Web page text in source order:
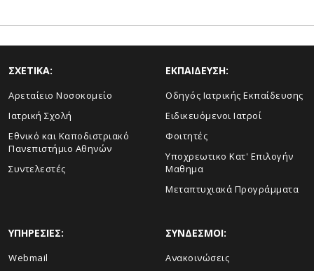
ΣΧΕΤΙΚΑ:
Αρεταίειο Νοσοκομείο
Ιατρική Σχολή
Εθνικό και Καποδιστριακό
Πανεπιστήμιο Αθηνών
Συντελεστές
ΕΚΠΑΙΔΕΥΣΗ:
Οδηγός Ιατρικής Εκπαίδευσης
Ειδικευόμενοι Ιατροί
Φοιτητές
Υποχρεωτικο Κατ' Επιλογήν
Μαθημα
Μεταπτυχιακά Προγράμματα
ΥΠΗΡΕΣΙΕΣ:
Webmail
ΣΥΝΔΕΣΜΟΙ:
Ανακοινώσεις